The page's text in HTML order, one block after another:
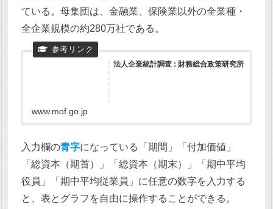
ている。母集団は、金融業、保険業以外の全業種・
全企業規模の約280万社である。
法人企業統計調査 : 財務総合政策研究所
www.mof.go.jp
入力欄の青字になっている「期間」「付加価値」
「総資本（期首）」「総資本（期末）」「期中平均
役員」「期中平均従業員」に任意の数字を入力する
と、表とグラフを自由に操作することができる。